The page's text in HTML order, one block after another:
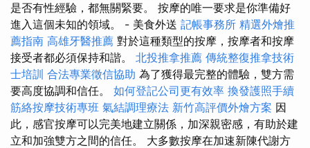
是否有性經驗，都無關緊要。 按摩的唯一要求是你準備好
進入這個未知的領域。 - 美食外送 記帳事務所 精選外燴推
薦指南 高雄牙醫推薦 對於這種類型的按摩，按摩者和按摩
接受者都必須保持和諧。 北投推拿推薦 傳統整復推拿技術
士培訓 合法專業徵信協助 為了獲得最完整的體驗，雙方需
要高度協調和信任。 如何登記公司更有效率 換發護照手續
筋絡按摩技術專班 氣結調理療法 新竹高評價外燴方案 因
此，感官按摩可以完美地建立關係，加深親密感，有助於建
立和加強雙方之間的信任。 大多數按摩在加速新陳代謝方